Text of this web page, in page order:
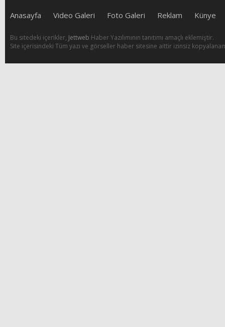
Anasayfa Video Galeri Foto Galeri Reklam Künye
Bu sitedeki içerikler, Jettweb Haber Yazılımının tanıtımı amaçlı eklemiştir.
Site içerisindeki Tüm yazı ve görseller haber sitesine aittir izinsiz